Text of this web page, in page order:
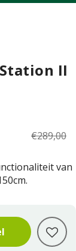
II
€289,00
van